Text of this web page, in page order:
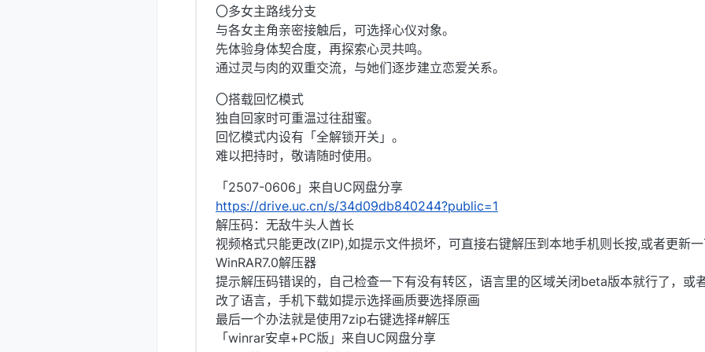
〇多女主路线分支
与各女主角亲密接触后，可选择心仪对象。
先体验身体契合度，再探索心灵共鸣。
通过灵与肉的双重交流，与她们逐步建立恋爱关系。
〇搭载回忆模式
独自回家时可重温过往甜蜜。
回忆模式内设有「全解锁开关」。
难以把持时，敬请随时使用。
「2507-0606」来自UC网盘分享
https://drive.uc.cn/s/34d09db840244?public=1
解压码：无敌牛头人酋长
视频格式只能更改(ZIP),如提示文件损坏，可直接右键解压到本地手机则长按,或者更新
WinRAR7.0解压器
提示解压码错误的，自己检查一下有没有转区，语言里的区域关闭beta版本就行了，或
改了语言，手机下载如提示选择画质要选择原画
最后一个办法就是使用7zip右键选择#解压
「winrar安卓+PC版」来自UC网盘分享